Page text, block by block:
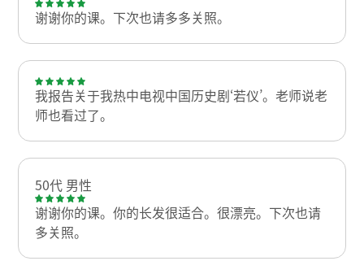
谢谢你的课。下次也请多多关照。
我报告关于我热中电视中国历史剧‘若仪’。老师说老
师也看过了。
50代 男性
谢谢你的课。你的长发很适合。很漂亮。下次也请
多关照。